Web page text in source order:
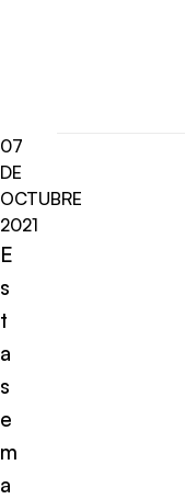
07
DE
OCTUBRE
2021
E
s
t
a
s
e
m
a